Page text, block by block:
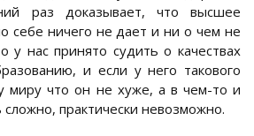
раз доказывает, что высшее
себе ничего не дает и ни о чем не
у нас принято судить о качествах
и если у него такового
миру что он не хуже, а в чем-то и
практически невозможно.